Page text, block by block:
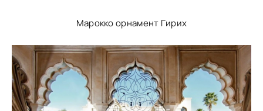
Марокко орнамент Гирих